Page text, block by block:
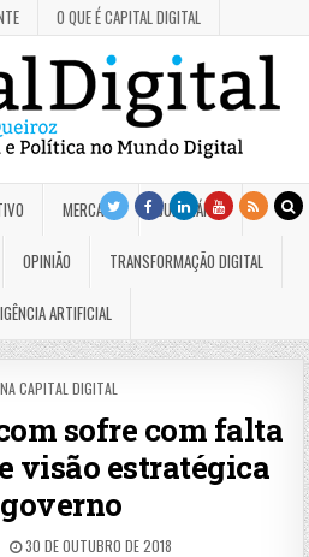
O QUE É CAPITAL DIGITAL
MERCADO JUDICIÁRIO
OPINIÃO TRANSFORMAÇÃO DIGITAL
ARTIFICIAL
CAPITAL DIGITAL
sofre com falta
visão estratégica
30 DE OUTUBRO DE 2018